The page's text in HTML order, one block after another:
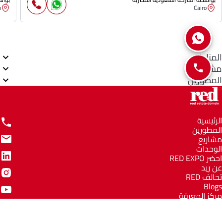
Cairo
المناطق
مشاريع
المطورين
الرئيسية
المطورين
مشاريع
الوحدات
احضر RED EXPO
عن ريد
تحالف RED
Blogs
مركز المعرفة